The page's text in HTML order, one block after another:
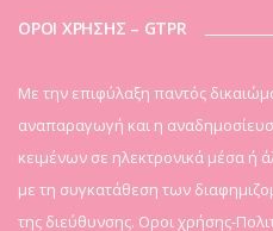
ΟΡΟΙ ΧΡΗΣΗΣ – GTPR
Mε την επιφύλαξη παντός
αναπαραγωγή και η
κειμένων σε ηλεκτρονικά μέσα ή
με τη συγκατάθεση των
της διεύθυνσης. Οροι χρήσης-